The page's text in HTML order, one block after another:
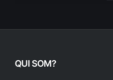
QUI SOM?